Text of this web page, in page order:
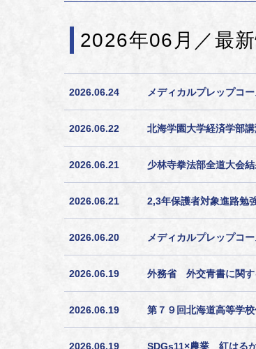
2026年06月／最
2026.06.24 メディカルプレップコ
2026.06.22 北海学園大学経済学部講
2026.06.21 少林寺拳法部全道大会
2026.06.21 2,3年保護者対象進路勉
2026.06.20 メディカルプレップコ
2026.06.19 外務省 外交青書に関
2026.06.19 第７９回北海道⾼等学
2026.06.19 SDGs11×農業 紅はる